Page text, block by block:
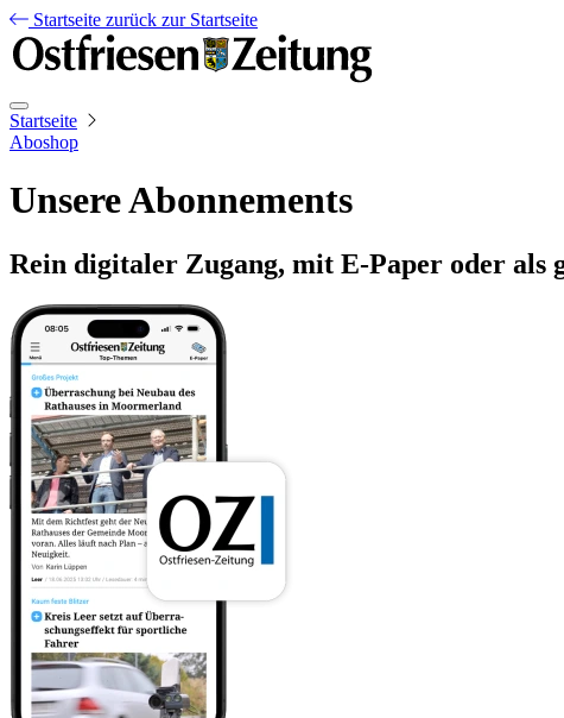
Startseite zurück zur Startseite
Startseite
Aboshop
Unsere Abonnements
Rein digitaler Zugang, mit E-Paper oder als